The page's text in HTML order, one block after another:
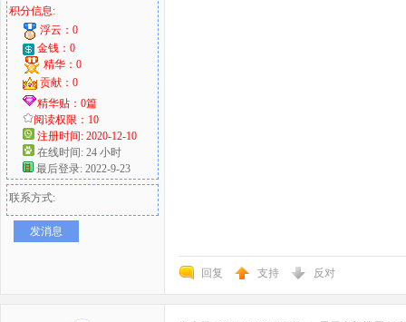
积分信息:
浮云：0
金钱：0
精华：0
贡献：0
精华贴：0篇
阅读权限：10
注册时间: 2020-12-10
在线时间: 24 小时
最后登录: 2022-9-23
联系方式:
发消息
回复 支持 反对